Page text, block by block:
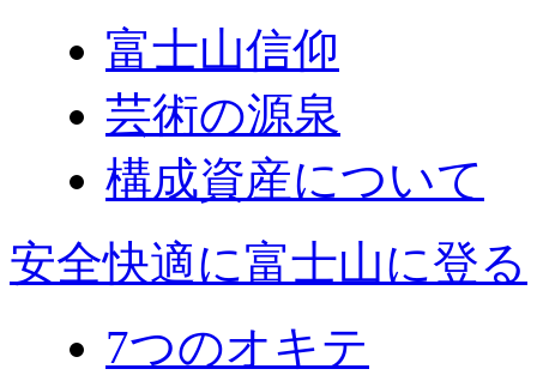
富士山信仰
芸術の源泉
構成資産について
安全快適に富士山に登る
7つのオキテ